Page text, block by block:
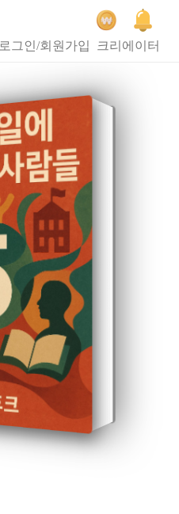
로그인/회원가입 크리에이터